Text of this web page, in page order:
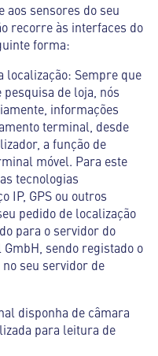
aos sensores do seu
recorre às interfaces do
forma:
localização: Sempre que
de loja, nós
informações
terminal, desde
a função de
móvel. Para este
tecnologias
IP, GPS ou outros
pedido de localização
para o servidor do
sendo registado o
seu servidor de
disponha de câmara
para leitura de